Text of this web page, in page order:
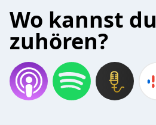
Wo kannst du
zuhören?